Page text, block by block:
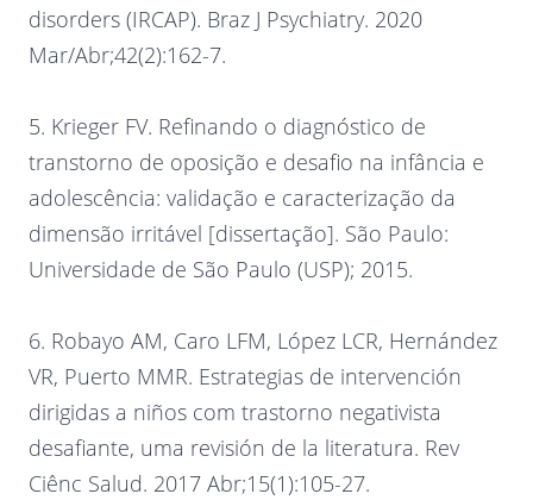
disorders (IRCAP). Braz J Psychiatry. 2020
Mar/Abr;42(2):162-7.
5. Krieger FV. Refinando o diagnóstico de
transtorno de oposição e desafio na infância e
adolescência: validação e caracterização da
dimensão irritável [dissertação]. São Paulo:
Universidade de São Paulo (USP); 2015.
6. Robayo AM, Caro LFM, López LCR, Hernández
VR, Puerto MMR. Estrategias de intervención
dirigidas a niños com trastorno negativista
desafiante, uma revisión de la literatura. Rev
Ciênc Salud. 2017 Abr;15(1):105-27.